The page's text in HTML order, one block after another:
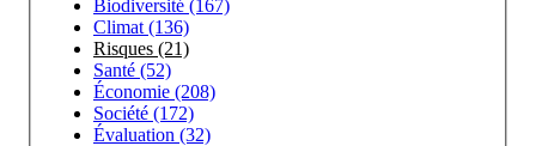
Biodiversité (167)
Climat (136)
Risques (21)
Santé (52)
Économie (208)
Société (172)
Évaluation (32)